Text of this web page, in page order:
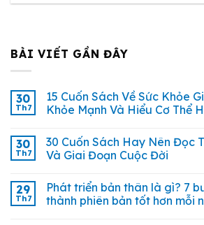
BÀI VIẾT GẦN ĐÂY
30
Th7
15 Cuốn Sách Về Sức Khỏe
Khỏe Mạnh Và Hiểu Cơ Thể
30
Th7
30 Cuốn Sách Hay Nên Đọc
Và Giai Đoạn Cuộc Đời
29
Th7
Phát triển bản thân là gì? 7
thành phiên bản tốt hơn mỗi